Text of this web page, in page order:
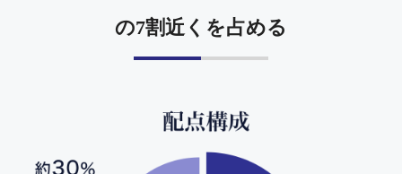
の7割近くを占める